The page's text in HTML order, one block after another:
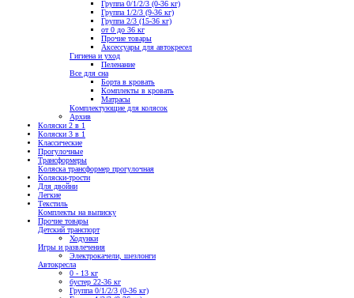
Группа 0/1/2/3 (0-36 кг)
Группа 1/2/3 (9-36 кг)
Группа 2/3 (15-36 кг)
от 0 до 36 кг
Прочие товары
Аксессуары для автокресел
Гигиена и уход
Пеленание
Все для сна
Борта в кровать
Комплекты в кровать
Матрасы
Комплектующие для колясок
Архив
Коляски 2 в 1
Коляски 3 в 1
Классические
Прогулочные
Трансформеры
Коляска трансформер прогулочная
Коляски-трости
Для двойни
Легкие
Текстиль
Комплекты на выписку
Прочие товары
Детский транспорт
Ходунки
Игры и развлечения
Электрокачели, шезлонги
Автокресла
0 - 13 кг
бустер 22-36 кг
Группа 0/1/2/3 (0-36 кг)